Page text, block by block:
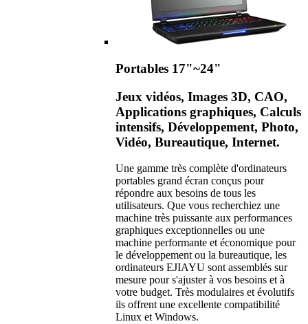
Portables 17"~24"
Jeux vidéos, Images 3D, CAO,
Applications graphiques, Calculs
intensifs, Développement, Photo,
Vidéo, Bureautique, Internet.
Une gamme très complète d'ordinateurs
portables grand écran conçus pour
répondre aux besoins de tous les
utilisateurs. Que vous recherchiez une
machine très puissante aux performances
graphiques exceptionnelles ou une
machine performante et économique pour
le développement ou la bureautique, les
ordinateurs EJIAYU sont assemblés sur
mesure pour s'ajuster à vos besoins et à
votre budget. Très modulaires et évolutifs
ils offrent une excellente compatibilité
Linux et Windows.